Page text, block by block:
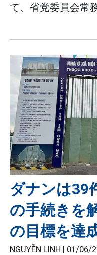
て、省党委員会常
ダナンは39
の手続きを
の目標を達
NGUYỄN LINH | 01/06/